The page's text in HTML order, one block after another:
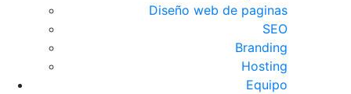
Diseño web de paginas
SEO
Branding
Hosting
Equipo